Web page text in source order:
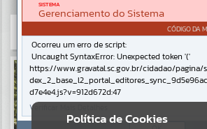
Resultados para""
PortaisPolítica de Cookies
SISTEMA
Gerenciamento do Sistema
CÓDIGO DA
Ocorreu um erro de script:
Uncaught SyntaxError: Unexpected token '('
https://www.gravatal.sc.gov.br/cidadao/
d7e4e4.js?v=912d672d:47
Verificar Mais Detalhes